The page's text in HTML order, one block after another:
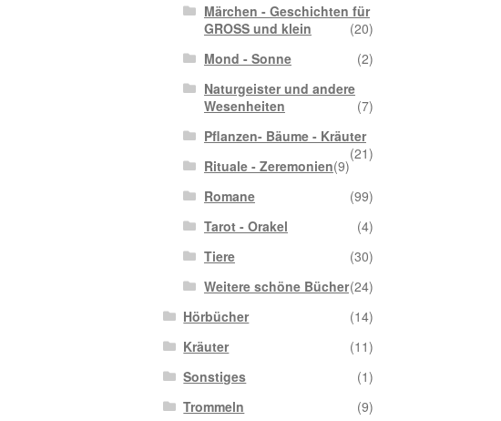
Märchen - Geschichten für
GROSS und klein
(20)
Mond - Sonne
(2)
Naturgeister und andere
Wesenheiten
(7)
Pflanzen- Bäume - Kräuter
(21)
Rituale - Zeremonien(9)
Romane
(99)
Tarot - Orakel
(4)
Tiere
(30)
Weitere schöne Bücher(24)
Hörbücher
(14)
Kräuter
(11)
Sonstiges
(1)
Trommeln
(9)